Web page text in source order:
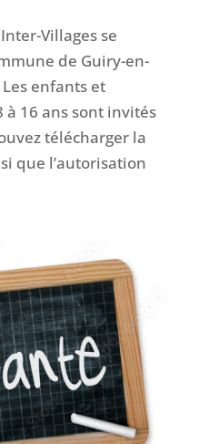
Villages se
de Guiry-en-
enfants et
à 16 ans sont invités
télécharger la
que l’autorisation